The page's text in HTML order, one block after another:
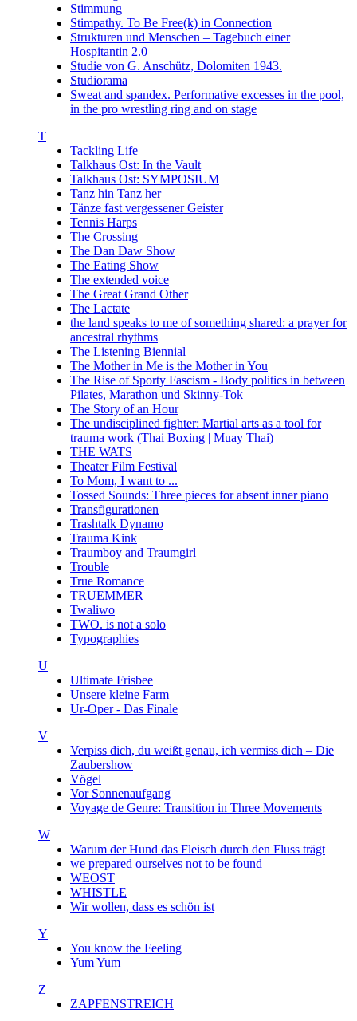
Stimmung
Stimpathy. To Be Free(k) in Connection
Strukturen und Menschen – Tagebuch einer
Hospitantin 2.0
Studie von G. Anschütz, Dolomiten 1943.
Studiorama
Sweat and spandex. Performative excesses in the pool,
in the pro wrestling ring and on stage
T
Tackling Life
Talkhaus Ost: In the Vault
Talkhaus Ost: SYMPOSIUM
Tanz hin Tanz her
Tänze fast vergessener Geister
Tennis Harps
The Crossing
The Dan Daw Show
The Eating Show
The extended voice
The Great Grand Other
The Lactate
the land speaks to me of something shared: a prayer for
ancestral rhythms
The Listening Biennial
The Mother in Me is the Mother in You
The Rise of Sporty Fascism - Body politics in between
Pilates, Marathon und Skinny-Tok
The Story of an Hour
The undisciplined fighter: Martial arts as a tool for
trauma work (Thai Boxing | Muay Thai)
THE WATS
Theater Film Festival
To Mom, I want to ...
Tossed Sounds: Three pieces for absent inner piano
Transfigurationen
Trashtalk Dynamo
Trauma Kink
Traumboy and Traumgirl
Trouble
True Romance
TRUEMMER
Twaliwo
TWO. is not a solo
Typographies
U
Ultimate Frisbee
Unsere kleine Farm
Ur-Oper - Das Finale
V
Verpiss dich, du weißt genau, ich vermiss dich – Die
Zaubershow
Vögel
Vor Sonnenaufgang
Voyage de Genre: Transition in Three Movements
W
Warum der Hund das Fleisch durch den Fluss trägt
we prepared ourselves not to be found
WEOST
WHISTLE
Wir wollen, dass es schön ist
Y
You know the Feeling
Yum Yum
Z
ZAPFENSTREICH